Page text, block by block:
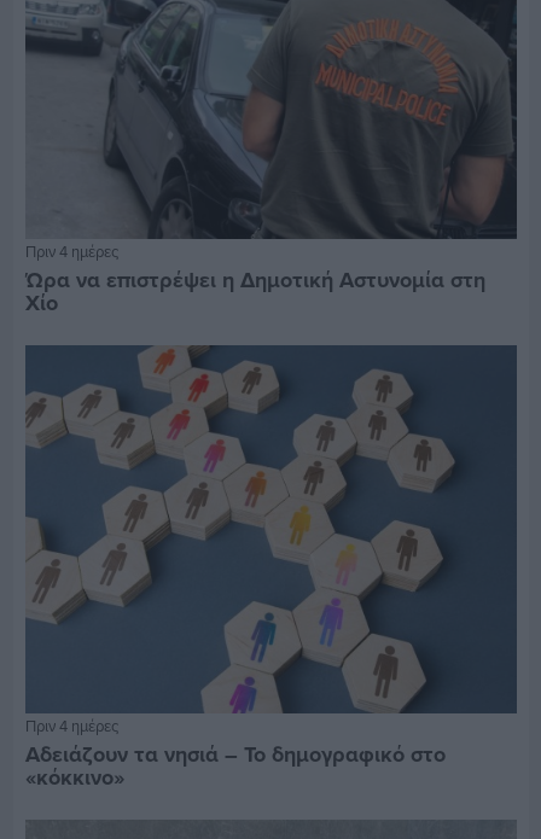
Πριν 4 ημέρες
Ώρα να επιστρέψει η Δημοτική Αστυνομία στη
Χίο
Πριν 4 ημέρες
Αδειάζουν τα νησιά – Το δημογραφικό στο
«κόκκινο»